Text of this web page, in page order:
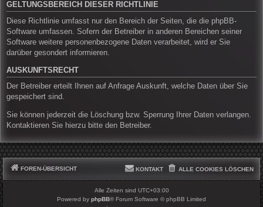
GELTUNGSBEREICH DIESER RICHTLINIE
Diese Richtlinie umfasst nur den Bereich der Seiten, die die phpBB-
Software umfassen. Sofern der Betreiber in anderen Bereichen seiner
Software weitere personenbezogene Daten verarbeitet, wird er Sie
darüber gesondert informieren.
AUSKUNFTSRECHT
Der Betreiber erteilt Ihnen auf Anfrage Auskunft, welche Daten über Sie
gespeichert sind.
Sie können jederzeit die Löschung bzw. Sperrung Ihrer Daten verlangen.
Kontaktieren Sie hierzu bitte den Betreiber.
FOREN-ÜBERSICHT ALLE COOKIES LÖSCHEN
KONTAKT
Alle Zeiten sind UTC+03:00
Powered by phpBB® Forum Software © phpBB Limited